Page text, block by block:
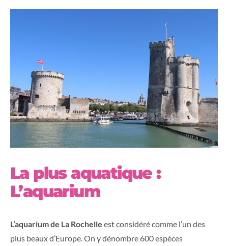
La plus aquatique :
L’aquarium
L’aquarium de La Rochelle est considéré comme l’un des
plus beaux d’Europe. On y dénombre 600 espèces